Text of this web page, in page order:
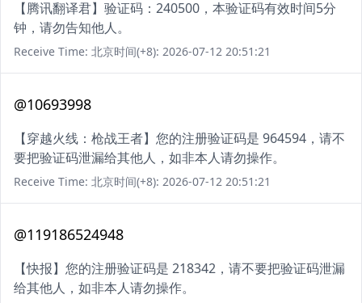
【腾讯翻译君】验证码：240500，本验证码有效时间5分
钟，请勿告知他人。
Receive Time: 北京时间(+8): 2026-07-12 20:51:21
@10693998
【穿越火线：枪战王者】您的注册验证码是 964594，请不
要把验证码泄漏给其他人，如非本人请勿操作。
Receive Time: 北京时间(+8): 2026-07-12 20:51:21
@119186524948
【快报】您的注册验证码是 218342，请不要把验证码泄漏
给其他人，如非本人请勿操作。